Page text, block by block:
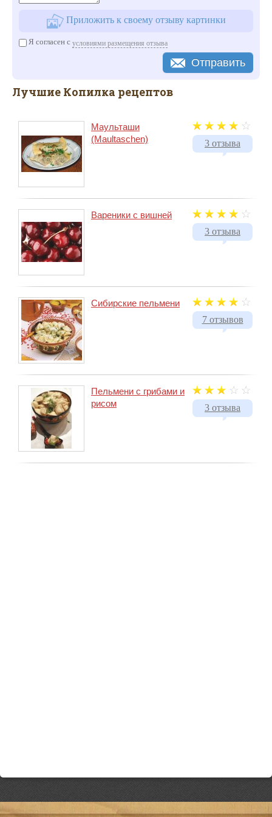
Приложить к своему отзыву картинки
Я согласен с условиями размещения отзыва
Отправить
Лучшие Копилка рецептов
3 отзыва
Маульташи
(Maultaschen)
3 отзыва
Вареники с вишней
7 отзывов
Сибирские пельмени
3 отзыва
Пельмени с грибами и
рисом